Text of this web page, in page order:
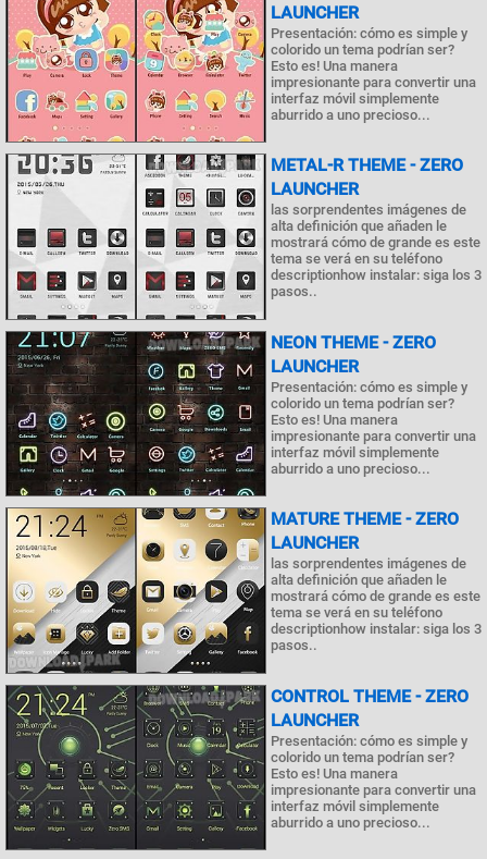
LAUNCHER
Presentación: cómo es simple y
colorido un tema podrían ser?
Esto es! Una manera
impresionante para convertir una
interfaz móvil simplemente
aburrido a uno precioso...
METAL-R THEME - ZERO
LAUNCHER
las sorprendentes imágenes de
alta definición que añaden le
mostrará cómo de grande es este
tema se verá en su teléfono
descriptionhow instalar: siga los 3
pasos..
NEON THEME - ZERO
LAUNCHER
Presentación: cómo es simple y
colorido un tema podrían ser?
Esto es! Una manera
impresionante para convertir una
interfaz móvil simplemente
aburrido a uno precioso...
MATURE THEME - ZERO
LAUNCHER
las sorprendentes imágenes de
alta definición que añaden le
mostrará cómo de grande es este
tema se verá en su teléfono
descriptionhow instalar: siga los 3
pasos..
CONTROL THEME - ZERO
LAUNCHER
Presentación: cómo es simple y
colorido un tema podrían ser?
Esto es! Una manera
impresionante para convertir una
interfaz móvil simplemente
aburrido a uno precioso...